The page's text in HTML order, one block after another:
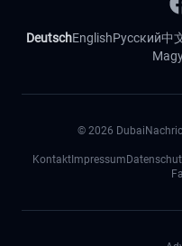
DeutschEnglishРусский中
© 2026
Kontakt Impressum